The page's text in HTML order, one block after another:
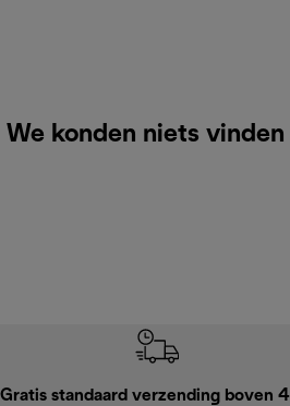
We konden niets
Gratis standaard verzending boven